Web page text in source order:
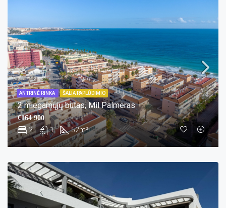
2 miegamųjų butas, Mil Palmeras
2 1 52m²
€164 900
ANTRINĖ RINKA ŠALIA PAPLŪDIMIO